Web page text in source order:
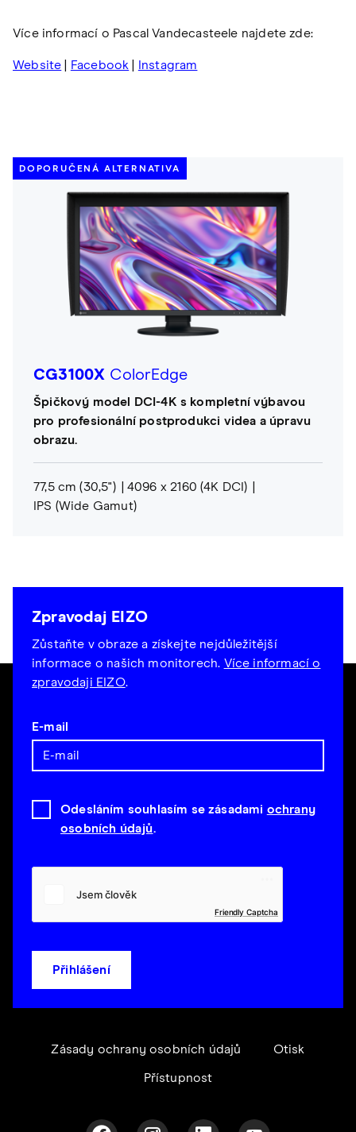
Více informací o Pascal Vandecasteele najdete zde:
Website Facebook Instagram
DOPORUČENÁ ALTERNATIVA
CG3100X ColorEdge
Špičkový model DCI-4K s kompletní výbavou
pro profesionální postprodukci videa a úpravu
obrazu.
77,5 cm (30,5")
4096 x 2160 (4K DCI)
IPS (Wide Gamut)
Zpravodaj EIZO
Zůstaňte v obraze a získejte nejdůležitější
informace o našich monitorech. Více informací o
zpravodaji EIZO.
E-mail
Odesláním souhlasím se zásadami ochrany
osobních údajů.
Friendly Captcha
Přihlášení
Zásady ochrany osobních údajů Otisk
Přístupnost